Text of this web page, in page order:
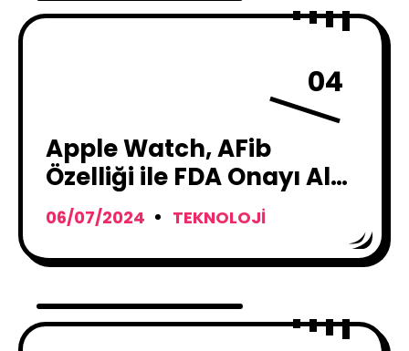
04
Apple Watch, AFib
Özelliği ile FDA Onayı Alan
İlk Saat Oldu
06/07/2024 TEKNOLOJI